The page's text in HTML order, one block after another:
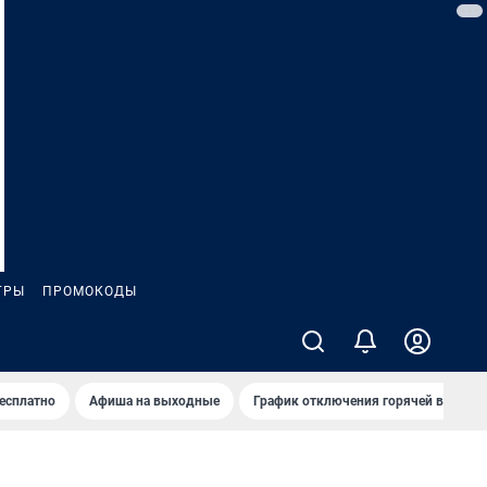
ПРОМОКОДЫ
Афиша на выходные График отключения горячей воды в